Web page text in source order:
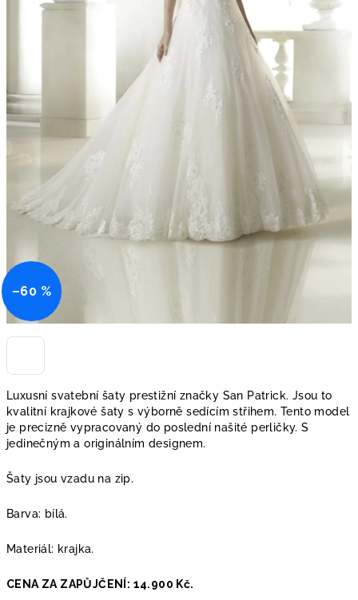
Luxusní svatební šaty prestižní značky San Patrick. Jsou to
kvalitní krajkové šaty s výborně sedícím střihem. Tento model
je precizně vypracovaný do poslední našité perličky. S
jedinečným a originálním designem.
Šaty jsou vzadu na zip.
Barva: bílá.
Materiál: krajka.
CENA ZA ZAPŮJČENÍ: 14.900 Kč.
–60 %